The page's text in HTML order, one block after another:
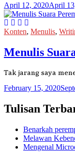
April 12, 2020April
Konten, Menulis,
Menulis
Tak jarang saya
February 15, 2020
Tulisan
Benarkah
Melawan
Mengenal